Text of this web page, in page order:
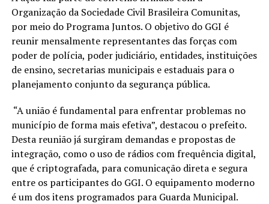
Organização da Sociedade Civil Brasileira Comunitas,
por meio do Programa Juntos. O objetivo do GGI é
reunir mensalmente representantes das forças com
poder de polícia, poder judiciário, entidades, instituições
de ensino, secretarias municipais e estaduais para o
planejamento conjunto da segurança pública.
“A união é fundamental para enfrentar problemas no
município de forma mais efetiva”, destacou o prefeito.
Desta reunião já surgiram demandas e propostas de
integração, como o uso de rádios com frequência digital,
que é criptografada, para comunicação direta e segura
entre os participantes do GGI. O equipamento moderno
é um dos itens programados para Guarda Municipal.